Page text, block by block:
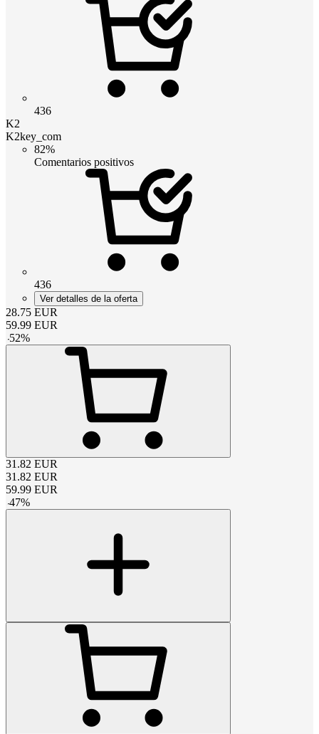
436
K2
K2key_com
82%
Comentarios positivos
436
Ver detalles de la oferta
28.75 EUR
59.99 EUR
-52%
31.82 EUR
31.82 EUR
59.99 EUR
-47%